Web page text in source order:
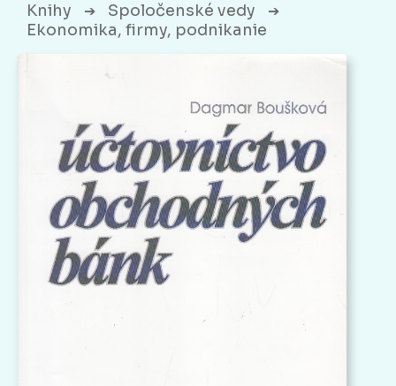
Knihy ➔ Spoločenské vedy ➔
Ekonomika, firmy, podnikanie